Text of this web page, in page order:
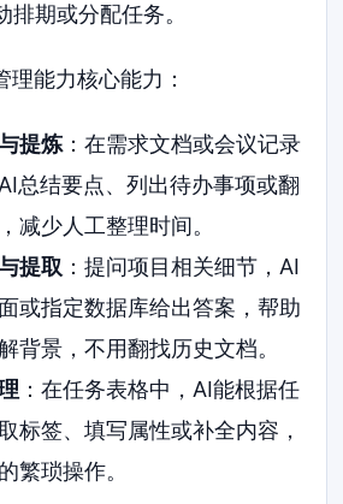
期或分配任务。
能力核心能力：
提炼：在需求文档或会议记录
总结要点、列出待办事项或翻
减少人工整理时间。
提取 ：提问项目相关细节，AI
或指定数据库给出答案，帮助
背景，不用翻找历史文档。
：在任务表格中，AI能根据任
标签、填写属性或补全内容，
繁琐操作。